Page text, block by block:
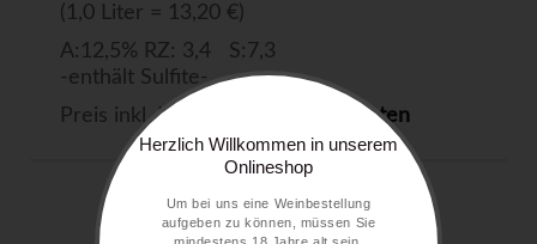
(1,0 Liter = 13,20 €)
A:12,5% RZ: 3,4 S:7,3
-enthält Sulfite-
Preis inkl. MwSt. zzgl.
Versandkosten
Herzlich Willkommen in unserem
Onlineshop
Um bei uns eine Weinbestellung
aufgeben zu können, müssen Sie